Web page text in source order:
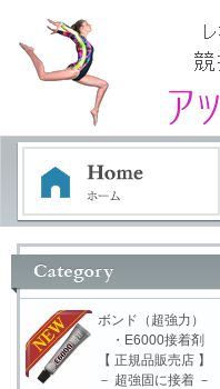
ボンド（超強力）
・E6000接着剤
【 正規品販売店 】
－ 超強固に接着 －